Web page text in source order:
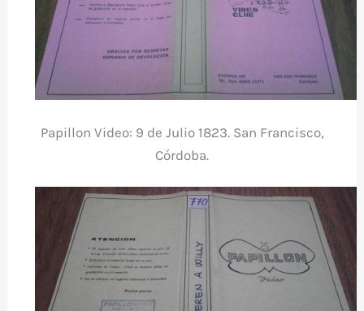
Papillon Video: 9 de Julio 1823. San Francisco,
Córdoba.